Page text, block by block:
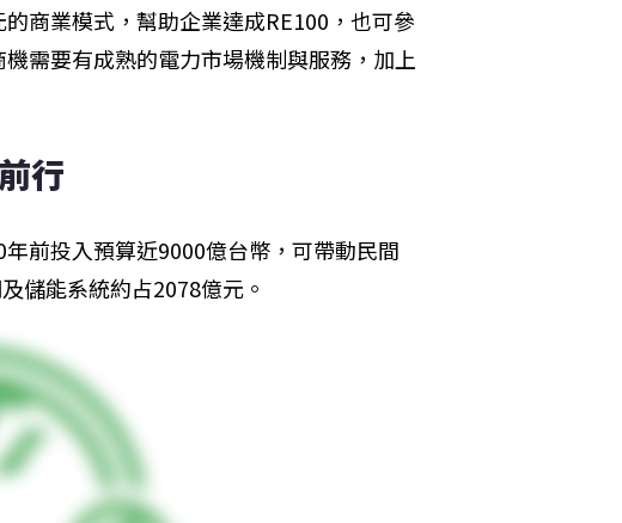
商業模式，幫助企業達成RE100，也可參
需要有成熟的電力市場機制與服務，加上
行
前投入預算近9000億台幣，可帶動民間
儲能系統約占2078億元。